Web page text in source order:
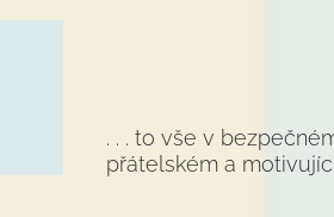
. . . to vše v
přátelském a